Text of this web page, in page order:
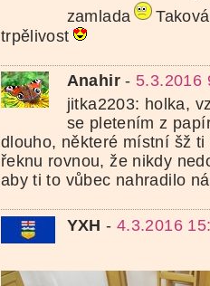
zamlada
trpělivost
Anahir- 5.3.2016
jitka2203: holka,
se pletením z
dlouho, některé místní šž
řeknu rovnou, že nikdy
aby ti to vůbec nahradilo
YXH - 4.3.2016